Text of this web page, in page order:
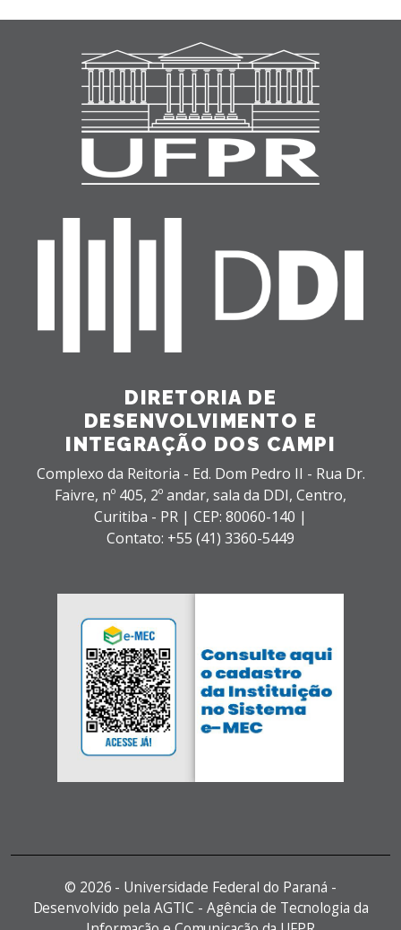
DIRETORIA DE
DESENVOLVIMENTO E
INTEGRAÇÃO DOS CAMPI
Complexo da Reitoria - Ed. Dom Pedro II - Rua Dr.
Faivre, nº 405, 2º andar, sala da DDI, Centro,
Curitiba - PR | CEP: 80060-140 |
Contato: +55 (41) 3360-5449
© 2026 - Universidade Federal do Paraná -
Desenvolvido pela AGTIC - Agência de Tecnologia da